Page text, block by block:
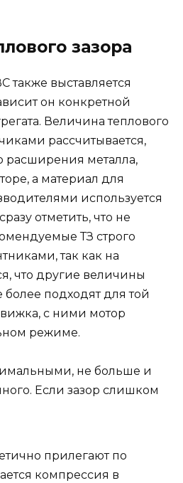
зазора
также выставляется
он конкретной
Величина теплового
рассчитывается,
расширения металла,
а материал для
используется
отметить, что не
ТЗ строго
так как на
что другие величины
более подходят для той
с ними мотор
режиме.
не больше и
Если зазор слишком
прилегают по
компрессия в